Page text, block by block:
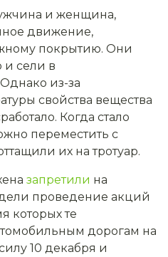
и женщина,
движение,
покрытию. Они
и сели в
из-за
свойства вещества
Когда стало
переместить с
их на тротуар.
запретили на
проведение акций
которых те
дорогам на
10 декабря и